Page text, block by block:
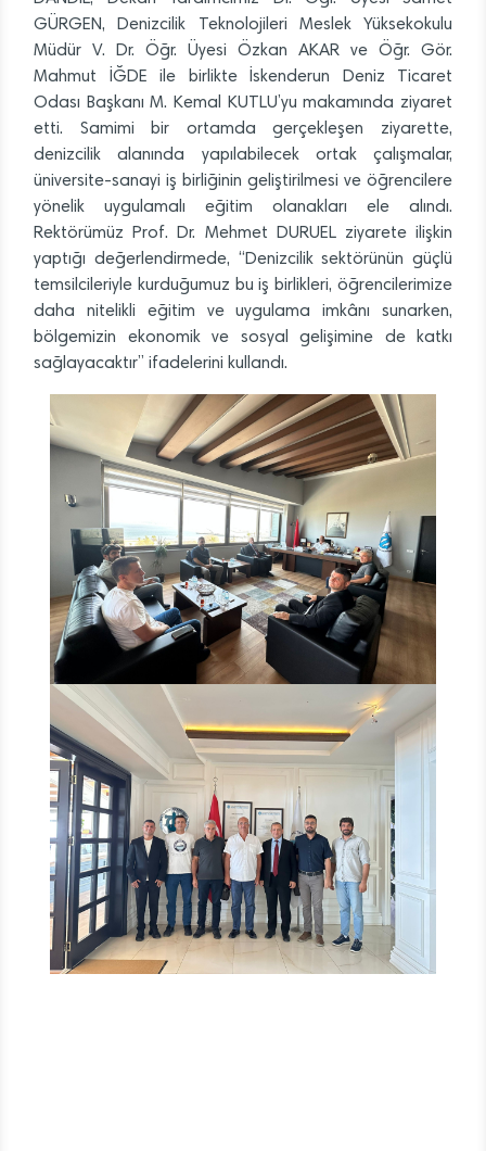
GÜRGEN, Denizcilik Teknolojileri Meslek Yüksekokulu
Müdür V. Dr. Öğr. Üyesi Özkan AKAR ve Öğr. Gör.
Mahmut İĞDE ile birlikte İskenderun Deniz Ticaret
Odası Başkanı M. Kemal KUTLU’yu makamında ziyaret
etti. Samimi bir ortamda gerçekleşen ziyarette,
denizcilik alanında yapılabilecek ortak çalışmalar,
üniversite-sanayi iş birliğinin geliştirilmesi ve öğrencilere
yönelik uygulamalı eğitim olanakları ele alındı.
Rektörümüz Prof. Dr. Mehmet DURUEL ziyarete ilişkin
yaptığı değerlendirmede, “Denizcilik sektörünün güçlü
temsilcileriyle kurduğumuz bu iş birlikleri, öğrencilerimize
daha nitelikli eğitim ve uygulama imkânı sunarken,
bölgemizin ekonomik ve sosyal gelişimine de katkı
sağlayacaktır” ifadelerini kullandı.